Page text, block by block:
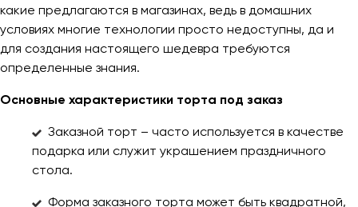
какие предлагаются в магазинах, ведь в домашних
условиях многие технологии просто недоступны, да и
для создания настоящего шедевра требуются
определенные знания.
Основные характеристики торта под заказ
Заказной торт – часто используется в качестве
подарка или служит украшением праздничного
стола.
Форма заказного торта может быть квадратной,